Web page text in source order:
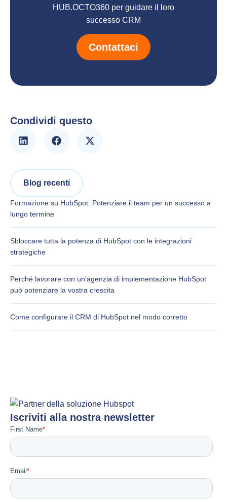
Condividi questo
HUB.OCTO360 per guidare il loro
successo CRM
Contattaci
Blog recenti
Formazione su HubSpot: Potenziare il team per un successo a
lungo termine
Sbloccare tutta la potenza di HubSpot con le integrazioni
strategiche
Perché lavorare con un'agenzia di implementazione HubSpot
può potenziare la vostra crescita
Come configurare il CRM di HubSpot nel modo corretto
Iscriviti alla nostra newsletter